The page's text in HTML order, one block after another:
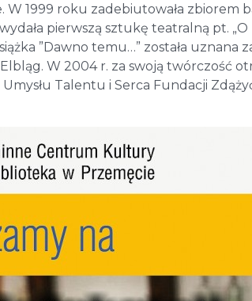
1999 roku zadebiutowała zbiorem
pierwszą sztukę teatralną pt.
”Dawno temu…” została uznana
W 2004 r. za swoją twórczość
Talentu i Serca Fundacji